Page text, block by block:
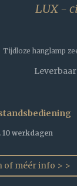
LUX -
Tijdloze hanglamp
werkdagen
of méér info > >